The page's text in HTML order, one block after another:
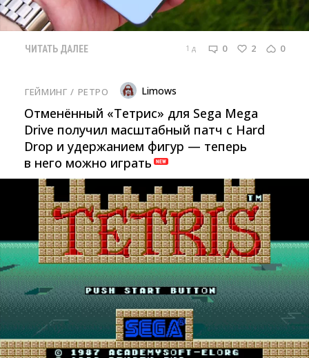
ЧИТАТЬ ДАЛЕЕ 1 д 0 2 0
ГЕЙМИНГ / РЕТРО Limows
Отменённый «Тетрис» для Sega Mega
Drive получил масштабный патч с Hard
Drop и удержанием фигур — теперь
в него можно играть